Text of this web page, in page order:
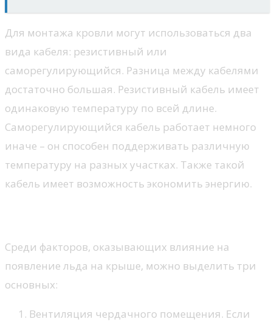
Для монтажа кровли могут использоваться два
вида кабеля: резистивный или
саморегулирующийся. Разница между кабелями
достаточно большая. Резистивный кабель имеет
одинаковую температуру по всей длине.
Саморегулирующийся кабель работает немного
иначе – он способен поддерживать различную
температуру на разных участках. Также такой
кабель имеет возможность экономить энергию.
Среди факторов, оказывающих влияние на
появление льда на крыше, можно выделить три
основных:
Вентиляция чердачного помещения. Если